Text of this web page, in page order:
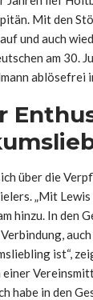
Mit den
und auch
am 30.
ablösefrei
über die
„Mit
hinzu. In den
ist“,
habe in den